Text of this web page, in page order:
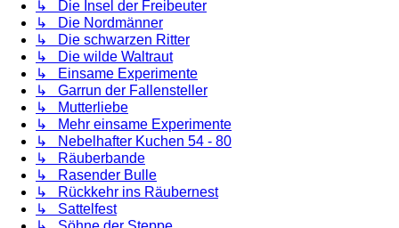
↳ Die Insel der Freibeuter
↳ Die Nordmänner
↳ Die schwarzen Ritter
↳ Die wilde Waltraut
↳ Einsame Experimente
↳ Garrun der Fallensteller
↳ Mutterliebe
↳ Mehr einsame Experimente
↳ Nebelhafter Kuchen 54 - 80
↳ Räuberbande
↳ Rasender Bulle
↳ Rückkehr ins Räubernest
↳ Sattelfest